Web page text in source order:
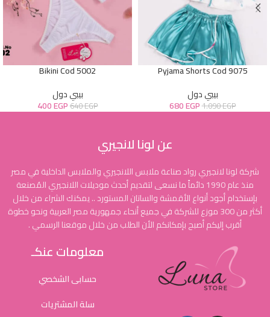
Pyjama Shorts Cod 9075
بيبي دول
1.090EGP
680EGP
Bikini Cod 5002
بيبي دول
640EGP
400EGP
عن لونا لانجيري
شركة لونا لانجيري رواد صناعة ملابس اللانجيري والملابس الداخلية في مصر
منذ عام 1990 دائماً ما نسعى لتقديم أحدث موديلات اللانجيري المُصنعة
بإستخدام أجود أنواع الأقمشة والساتان المستورد .. يمكنك الشراء من خلال
أكثر من 300 موزع للشركة في جميع أنحاء جمهورية مصر العربية ونحو خطوة
أقرب إليكم أصبح بإمكانكم الأن الطلب من خلال موقعنا الرسمي .
معلومات عنكـ
حسابى الشخصي
سلة المشتريات